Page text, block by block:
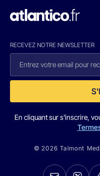
RECEVEZ NOTRE NEWSLETTER
En cliquant sur s'inscrire,
© 2026 Talmont